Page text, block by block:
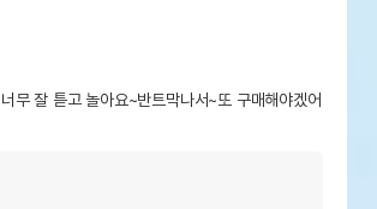
무 잘 튿고 놀아요~반트막나서~또 구매해야겠어